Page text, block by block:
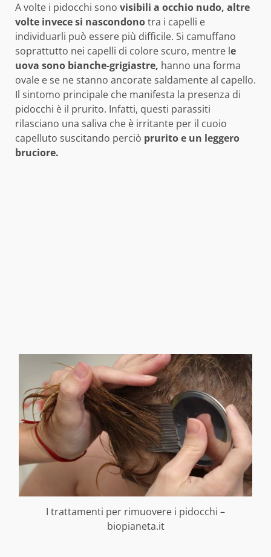
A volte i pidocchi sono visibili a occhio nudo, altre
volte invece si nascondonotra i capelli e
individuarli può essere più difficile. Si camuffano
soprattutto nei capelli di colore scuro, mentre le
uova sono bianche-grigiastre, hanno una forma
ovale e se ne stanno ancorate saldamente al capello.
Il sintomo principale che manifesta la presenza di
pidocchi è il prurito. Infatti, questi parassiti
rilasciano una saliva che è irritante per il cuoio
capelluto suscitando perciò prurito e un leggero
bruciore.
I trattamenti per rimuovere i pidocchi –
biopianeta.it